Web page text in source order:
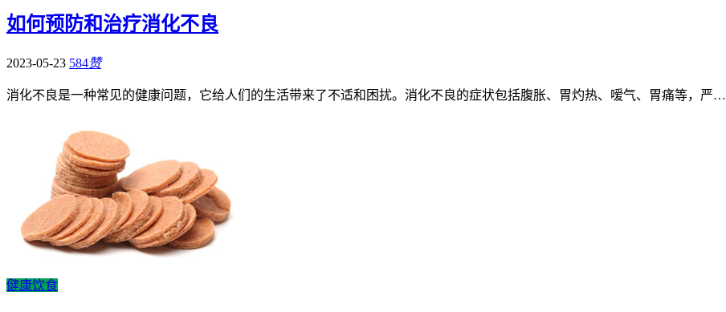
如何预防和治疗消化不良
2023-05-23 584赞
消化不良是一种常见的健康问题，它给人们的生活带来了不适和困扰。消化不良的症状包括腹胀、胃灼热、嗳气、胃痛等，严…
健康饮食